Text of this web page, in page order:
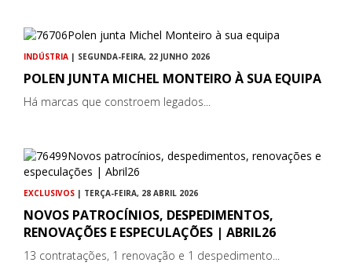
INDÚSTRIA | SEGUNDA-FEIRA, 22 JUNHO 2026
POLEN JUNTA MICHEL MONTEIRO À SUA EQUIPA
Há marcas que constroem legados...
EXCLUSIVOS | TERÇA-FEIRA, 28 ABRIL 2026
NOVOS PATROCÍNIOS, DESPEDIMENTOS,
RENOVAÇÕES E ESPECULAÇÕES | ABRIL26
13 contratações, 1 renovação e 1 despedimento...